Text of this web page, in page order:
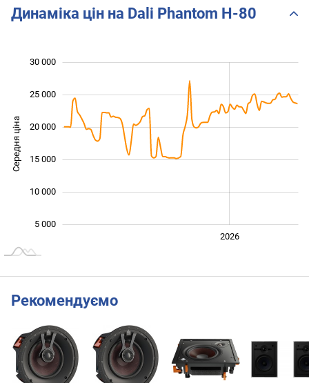
Динаміка цін на Dali Phantom H-80
Середня ціна
5 000
10 000
15 000
20 000
25 000
30 000
2026
Рекомендуємо